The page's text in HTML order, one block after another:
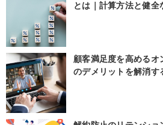
とは｜計算方法と健全
顧客満足度を高める
のデメリットを解消す